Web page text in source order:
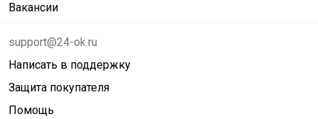
Вакансии
support@24-ok.ru
Написать в поддержку
Защита покупателя
Помощь